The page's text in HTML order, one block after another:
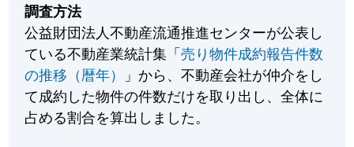
調査方法
公益財団法人不動産流通推進センターが公表し
ている不動産業統計集「売り物件成約報告件数
の推移（暦年）
」から、不動産会社が仲介をし
て成約した物件の件数だけを取り出し、全体に
占める割合を算出しました。